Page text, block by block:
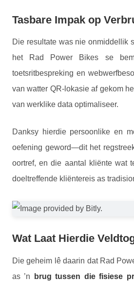
Tasbare Impak op
Die resultate was nie onmiddellik
het Rad Power Bikes se
toetsritbespreking en
van watter QR-lokasie af gekom
van werklike data optimaliseer.
Danksy hierdie persoonlike en
oefening geword—dit het
oortref, en die aantal kliënte wat
doeltreffende kliëntereis as
Wat Laat Hierdie
Die geheim lê daarin dat Rad
as ’n
brug tussen die fisiese